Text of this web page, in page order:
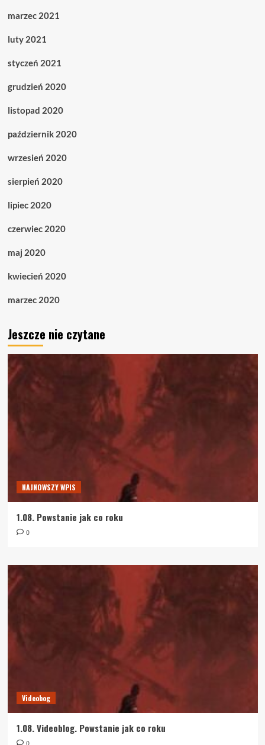
marzec 2021
luty 2021
styczeń 2021
grudzień 2020
listopad 2020
październik 2020
wrzesień 2020
sierpień 2020
lipiec 2020
czerwiec 2020
maj 2020
kwiecień 2020
marzec 2020
Jeszcze nie czytane
NAJNOWSZY WPIS
1.08. Powstanie jak co roku
0
Videobog
1.08. Videoblog. Powstanie jak co roku